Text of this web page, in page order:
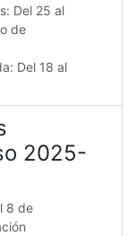
Del 25 al
de
Del 18 al
2025-
8 de